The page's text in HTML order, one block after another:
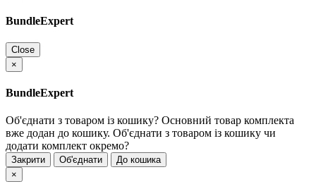
BundleExpert
Close
×
BundleExpert
Об'єднати з товаром із кошику? Основний товар комплекта
вже додан до кошику. Об'єднати з товаром із кошику чи
додати комплект окремо?
Закрити Об'єднати
До кошика
×